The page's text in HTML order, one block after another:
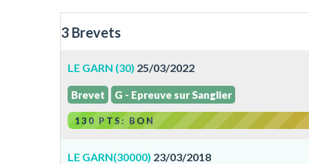
3 Brevets
LE GARN (30) 25/03/2022
Brevet G - Epreuve sur Sanglier
130 PTS: BON
LE GARN(30000) 23/03/2018